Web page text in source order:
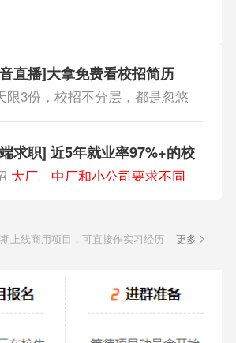
非包装的实习模块转录，做为公司
就业率95%，浙大、上海交大都参
牌
直播]大拿免费看校招简历
限3份，校招不分层，都是忽悠
求职] 近5年就业率97%+的校
大厂、中厂和小公司要求不同
上线商用项目，可直接作实习经历 更多